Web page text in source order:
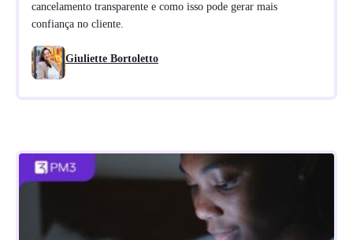
cancelamento transparente e como isso pode gerar mais
confiança no cliente.
Giuliette Bortoletto